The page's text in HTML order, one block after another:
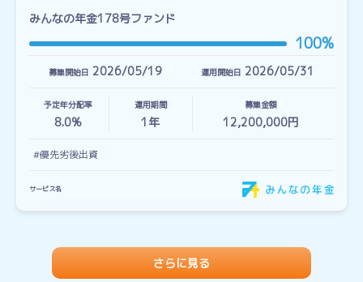
みんなの年金178号ファンド
100%
募集開始日 2026/05/19 運用開始日 2026/05/31
予定年分配率
8.0%
運用期間
1 年
募集金額
12,200,000円
#優先劣後出資
サービス名
さらに見る